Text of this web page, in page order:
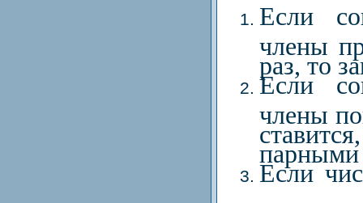
Если
члены
раз, то
Если
члены
парными
Если